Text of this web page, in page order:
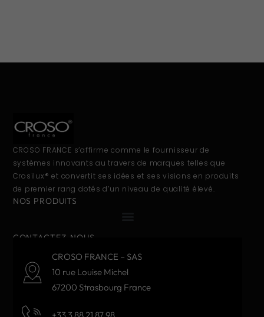
CROSO FRANCE s’affirme comme le fournisseur de
systèmes innovants au travers de marques telles que
Crosilux® et convertit ses idées et ses visions en produits
de premier rang dotés d’un niveau de qualité élevé.
NOS PRODUITS
CONTACTEZ-NOUS
CROSO FRANCE – SAS
10 rue Louise Michel
67200 Strasbourg France